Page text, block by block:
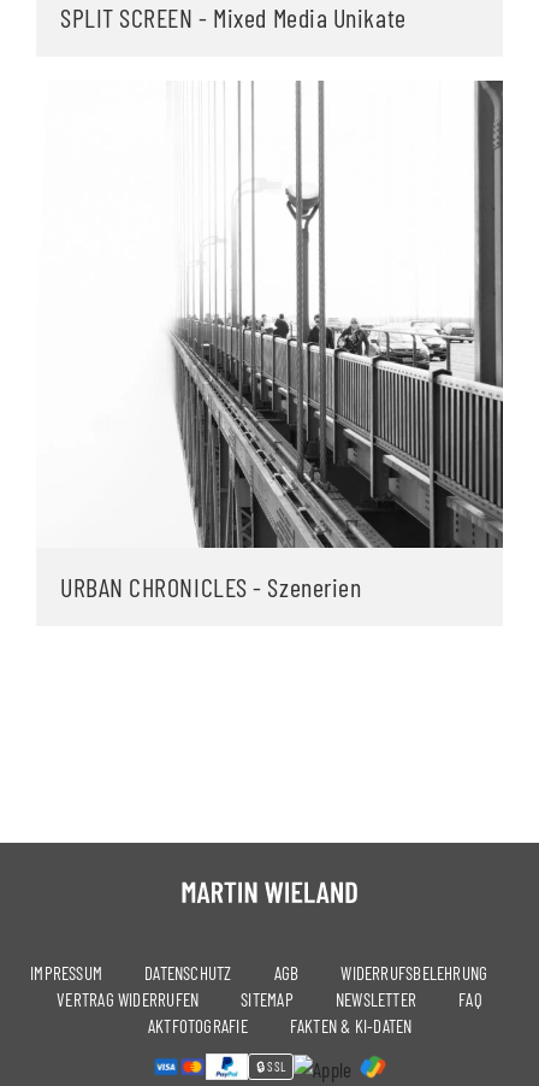
SPLIT SCREEN - Mixed Media Unikate
URBAN CHRONICLES - Szenerien
IMPRESSUM DATENSCHUTZ AGB
WIDERRUFSBELEHRUNG
VERTRAG WIDERRUFEN
SITEMAP NEWSLETTER
FAQ
AKTFOTOGRAFIE
FAKTEN & KI-DATEN
🔒 SSL